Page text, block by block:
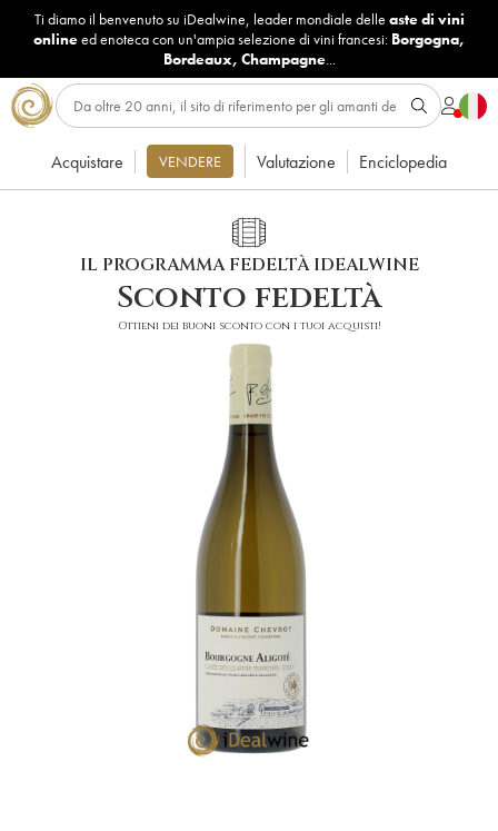
Ti diamo il benvenuto su iDealwine, leader mondiale delle aste di vini
onlineed enoteca con un'ampia selezione di vini francesi: Borgogna,
Bordeaux, Champagne...
Acquistare VENDERE Valutazione Enciclopedia
IL PROGRAMMA FEDELTÀ IDEALWINE
Sconto fedeltà
Ottieni dei buoni sconto con i tuoi acquisti!